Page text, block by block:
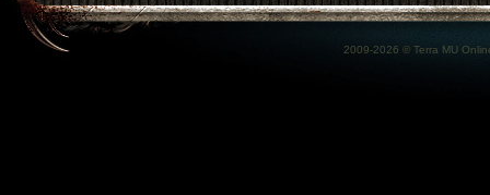
2009-2026 © Terra MU